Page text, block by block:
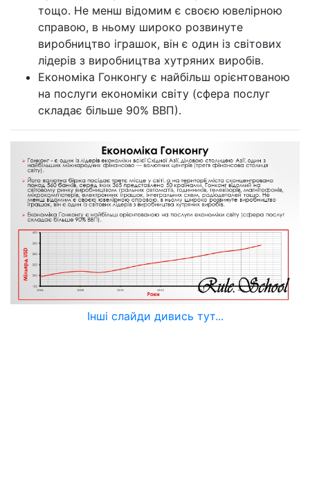
тощо. Не менш відомим є своєю ювелірною
справою, в ньому широко розвинуте
виробництво іграшок, він є один із світових
лідерів з виробництва хутряних виробів.
Економіка Гонконгу є найбільш орієнтованою
на послуги економіки світу (сфера послуг
складає більше 90% ВВП).
Інші слайди дивись тут...